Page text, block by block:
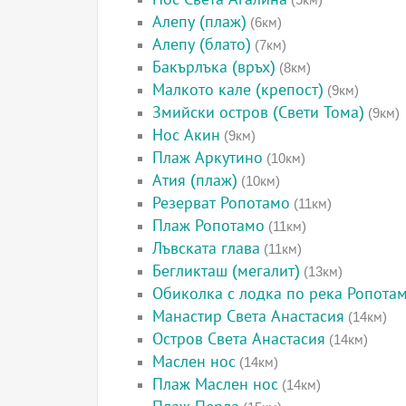
Алепу (плаж) (6км)
Алепу (блато) (7км)
Бакърлъка (връх) (8км)
Малкото кале (крепост) (9км)
Змийски остров (Свети Тома) (9км)
Нос Акин (9км)
Плаж Аркутино (10км)
Атия (плаж) (10км)
Резерват Ропотамо (11км)
Плаж Ропотамо (11км)
Лъвската глава (11км)
Бегликташ (мегалит) (13км)
Обиколка с лодка по река
Манастир Света Анастасия (14км)
Остров Света Анастасия (14км)
Маслен нос (14км)
Плаж Маслен нос (14км)